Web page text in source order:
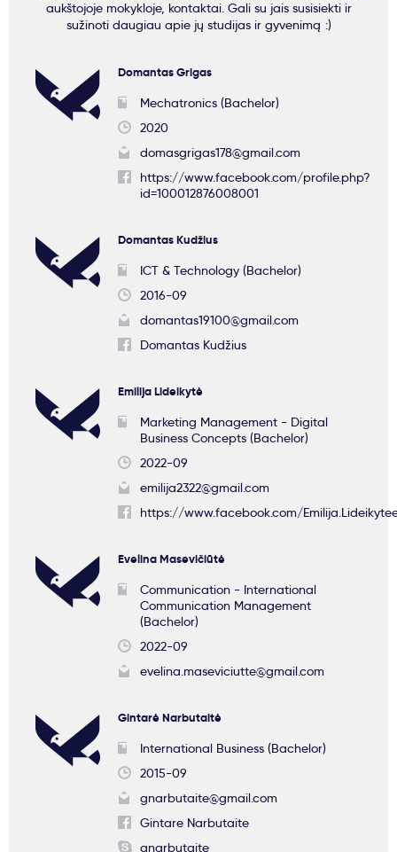
aukštojoje mokykloje, kontaktai. Gali su jais susisiekti ir
sužinoti daugiau apie jų studijas ir gyvenimą :)
Domantas Grigas
Mechatronics (Bachelor)
2020
domasgrigas178@gmail.com
https://www.facebook.com/profile.php?
id=100012876008001
Domantas Kudžius
ICT & Technology (Bachelor)
2016-09
domantas19100@gmail.com
Domantas Kudžius
Emilija Lideikytė
Marketing Management - Digital
Business Concepts (Bachelor)
2022-09
emilija2322@gmail.com
https://www.facebook.com/
Evelina Masevičiūtė
Communication - International
Communication Management
(Bachelor)
2022-09
evelina.maseviciutte@gmail.com
Gintarė Narbutaitė
International Business (Bachelor)
2015-09
gnarbutaite@gmail.com
Gintare Narbutaite
gnarbutaite